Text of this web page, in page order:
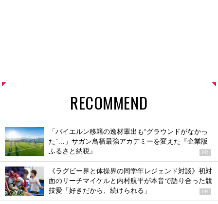
RECOMMEND
「バイエルン移籍の逸材輩出も“グラウンドがなかっ
た”…」サガン鳥栖最強アカデミーを変えた『企業版
ふるさと納税』
PR
《ラグビー界と体操界の同学年レジェンド対談》初対
面のリーチマイケルと内村航平が本音で語り合った競
技愛「好きだから、続けられる」
PR